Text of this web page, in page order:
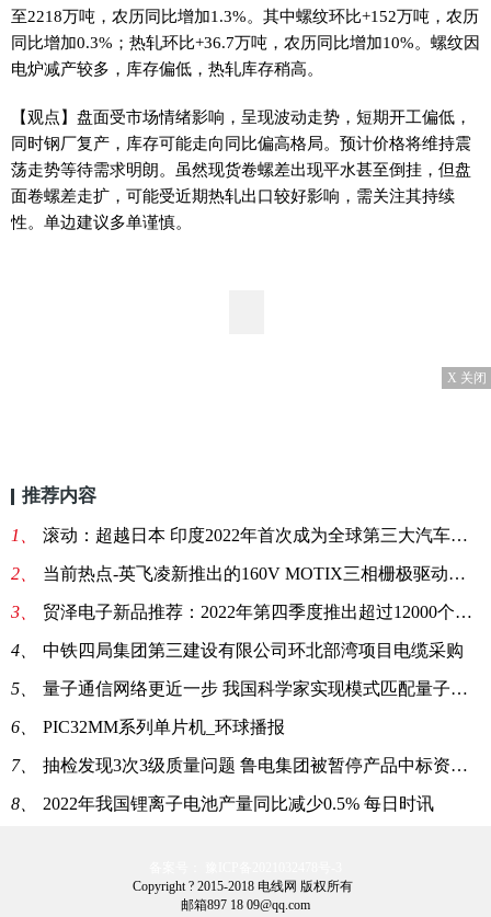
至2218万吨，农历同比增加1.3%。其中螺纹环比+152万吨，农历
同比增加0.3%；热轧环比+36.7万吨，农历同比增加10%。螺纹因
电炉减产较多，库存偏低，热轧库存稍高。
【观点】盘面受市场情绪影响，呈现波动走势，短期开工偏低，
同时钢厂复产，库存可能走向同比偏高格局。预计价格将维持震
荡走势等待需求明朗。虽然现货卷螺差出现平水甚至倒挂，但盘
面卷螺差走扩，可能受近期热轧出口较好影响，需关注其持续
性。单边建议多单谨慎。
X 关闭
推荐内容
1、 滚动：超越日本 印度2022年首次成为全球第三大汽车市场
2、 当前热点-英飞凌新推出的160V MOTIX三相栅极驱动器IC集成了电源管理单元、电流感应放大器和过流保护功能
3、 贸泽电子新品推荐：2022年第四季度推出超过12000个新物料 每日快看
4、 中铁四局集团第三建设有限公司环北部湾项目电缆采购
5、 量子通信网络更近一步 我国科学家实现模式匹配量子密钥分发-世界热资讯
6、 PIC32MM系列单片机_环球播报
7、 抽检发现3次3级质量问题 鲁电集团被暂停产品中标资格1年:全球时快讯
8、 2022年我国锂离子电池产量同比减少0.5% 每日时讯
Copyright ? 2015-2018 电线网 版权所有
邮箱897 18 09@qq.com